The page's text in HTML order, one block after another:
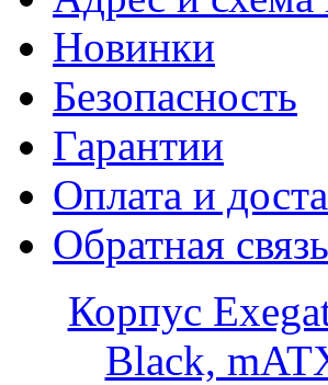
Новинки
Безопасность
Гарантии
Оплата и
Обратная связь
Корпус
Black,